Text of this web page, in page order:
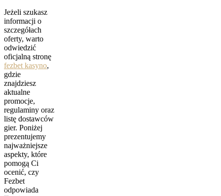
Jeżeli szukasz
informacji o
szczegółach
oferty, warto
odwiedzić
oficjalną stronę
fezbet kasyno,
gdzie
znajdziesz
aktualne
promocje,
regulaminy oraz
listę dostawców
gier. Poniżej
prezentujemy
najważniejsze
aspekty, które
pomogą Ci
ocenić, czy
Fezbet
odpowiada